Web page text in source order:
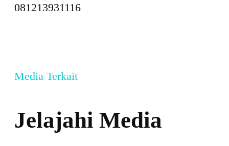
081213931116
Media Terkait
Jelajahi Media